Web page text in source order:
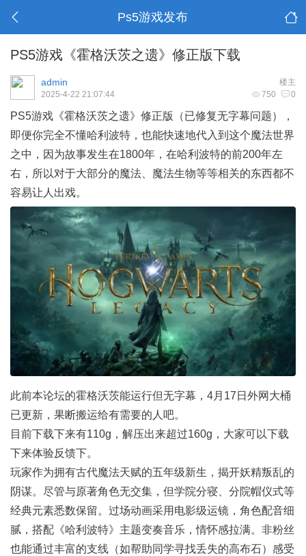
Ps5游戏发布
PS5游戏《霍格沃茨之遗》修正版下载
楼主
admin
750 0
2025-4-22 21:07:44
PS5游戏《霍格沃茨之遗》修正版（已修复无字幕问题），
即便你完全不懂哈利波特，也能快速地代入到这个魔法世界
之中，因为故事发生在1800年，在哈利波特的前200年左
右，所以对于大部分的魔法、魔法生物等等相关的东西都不
容易让人出戏。
此前本论坛的霍格沃茨能运行但无字幕，4月17日外网大桶
已更新，果断搬运给有需要的人吧。
目前下载下来有110g，解压出来超过160g，大家可以下载
下来体验反馈下。
玩家作为拥有古代魔法天赋的五年级新生，揭开妖精叛乱的
阴谋。尽管与原著角色无交集，但学院分寝、分院帽仪式等
经典元素悉数保留。过场动画采用电影级运镜，角色配音细
腻，搭配《哈利波特》主题变奏音乐，情怀感拉满。非粉丝
也能通过丰富的支线（如帮助同学寻找丢失的高布石）感受